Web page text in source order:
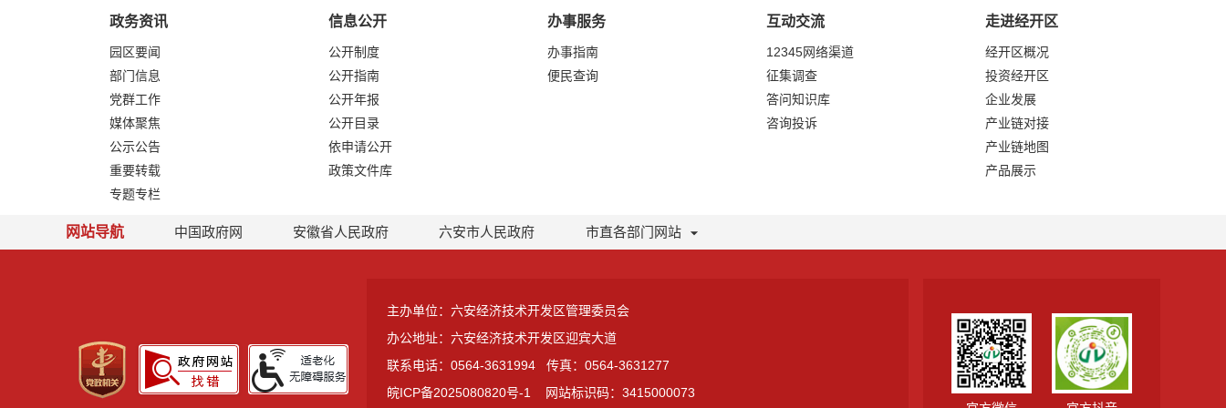
政务资讯
园区要闻
部门信息
党群工作
媒体聚焦
公示公告
重要转载
专题专栏
信息公开
公开制度
公开指南
公开年报
公开目录
依申请公开
政策文件库
办事服务
办事指南
便民查询
互动交流
12345网络渠道
征集调查
答问知识库
咨询投诉
走进经开区
经开区概况
投资经开区
企业发展
产业链对接
产业链地图
产品展示
网站导航 中国政府网 安徽省人民政府 六安市人民政府 市直各部门网站
主办单位：六安经济技术开发区管理委员会
办公地址：六安经济技术开发区迎宾大道
联系电话：0564-3631994
传真：0564-3631277
皖ICP备2025080820号-1
网站标识码：3415000073